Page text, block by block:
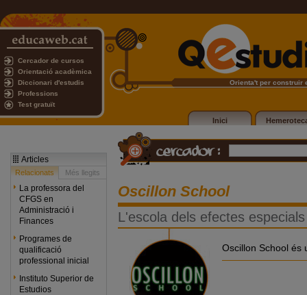
Cercador de cursos
Orientació acadèmica
Diccionari d'estudis
Professions
Test gratuït
Orienta't per construir
Inici
Articles
Relacionats Més llegits
La professora del
CFGS en
Administració i
Finances
Programes de
qualificació
professional inicial
Instituto Superior de
Estudios
Oscillon School
L'escola dels efectes especials
Oscillon School és